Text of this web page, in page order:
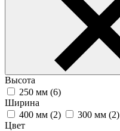
Высота
250 мм (6)
Ширина
400 мм (2) 300 мм (2)
Цвет